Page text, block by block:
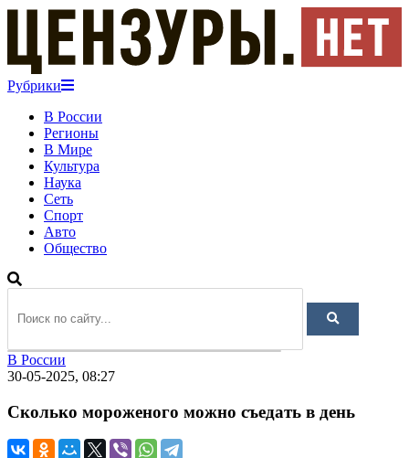
Рубрики
В России
Регионы
В Мире
Культура
Наука
Сеть
Спорт
Авто
Общество
В России
30-05-2025, 08:27
Сколько мороженого можно съедать в день